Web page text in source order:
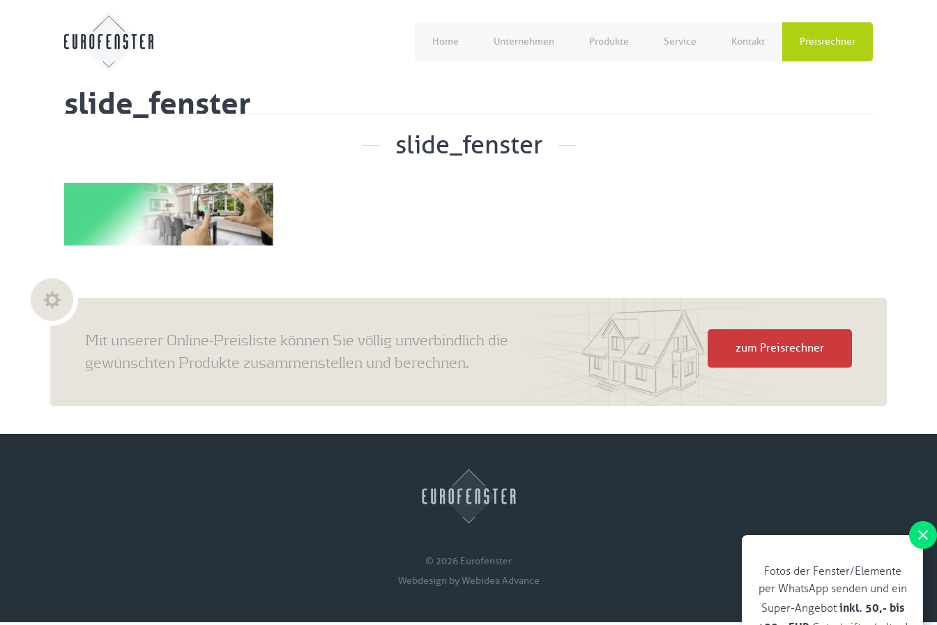
Home Unternehmen Produkte Service Kontakt Preisrechner
slide_fenster
slide_fenster
Fotos der Fenster/Elemente
per WhatsApp senden und ein
Super-Angebot inkl. 50,- bis
Mit unserer Online-Preisliste können Sie völlig unverbindlich die
gewünschten Produkte zusammenstellen und berechnen.
zum Preisrechner
© 2026 Eurofenster
Webdesign byWebidea Advance